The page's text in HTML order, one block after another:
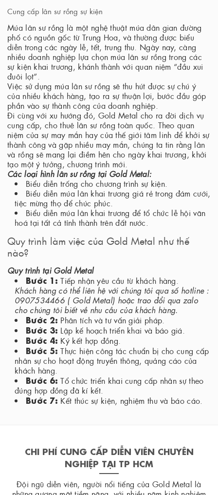
Cung cấp lân sư rồng sự kiện
Múa lân sư rồng là một nghệ thuật múa dân gian đường
phố có nguồn gốc từ Trung Hoa, và thường được biểu
diễn trong các ngày lễ, tết, trung thu. Ngày nay, càng
nhiều doanh nghiệp lựa chọn múa lân sư rồng trong các
sự kiện khai trương, khánh thành với quan niệm “đầu xui
đuôi lọt”.
Việc sử dụng múa lân sư rồng sẽ thu hút được sự chú ý
của nhiều khách hàng, tạo ra sự thuận lợi, bước đầu góp
phần vào sự thành công của doanh nghiệp.
Đi cùng với xu hướng đó, Gold Metal cho ra đời dịch vụ
cung cấp, cho thuê lân sư rồng toàn quốc. Theo quan
niệm của sự may mắn hay của thế giới tâm linh để khởi sự
thành công và gặp nhiều may mắn, chúng ta tin rằng lân
và rồng sẽ mang lại điềm hên cho ngày khai trương, khởi
tạo một ý tưởng, chương trình mới.
Các loại hình lân sư rồng tại Gold Metal:
Biểu diễn trống cho chương trình sự kiện.
Biểu diễn múa lân khai trương giá rẻ trong đám cưới,
tiệc mừng thọ để chúc phúc.
Biểu diễn múa lân khai trương để tổ chức lễ hội văn
hoá tại tất cả tỉnh thành trên đất nước.
Quy trình làm việc của Gold Metal như thế
nào?
Quy trình tại Gold Metal
Bước 1: Tiếp nhận yêu cầu từ khách hàng.
Khách hàng có thể liên hệ với chúng tôi qua số hotline :
0907534466 ( Gold Metal) hoặc trao đổi qua zalo
cho chúng tôi biết về nhu cầu của khách hàng.
Bước 2: Phân tích và tư vấn giải pháp.
Bước 3: Lập kế hoạch triển khai và báo giá.
Bước 4: Ký kết hợp đồng.
Bước 5: Thực hiện công tác chuẩn bị cho cung cấp
nhân sự cho hoạt động truyền thông, quảng cáo của
khách hàng.
Bước 6: Tổ chức triển khai cung cấp nhân sự theo
đúng hợp đồng đã kí kết.
Bước 7: Kết thúc sự kiện, nghiệm thu và báo cáo.
CHI PHÍ CUNG CẤP DIỄN VIÊN CHUYÊN
NGHIỆP TẠI TP HCM
Đội ngũ diễn viên, người nổi tiếng của Gold Metal là